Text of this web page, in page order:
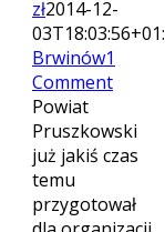
zł2014-12-
Brwinów1
Comment
Powiat
Pruszkowski
już jakiś czas
temu
przygotował